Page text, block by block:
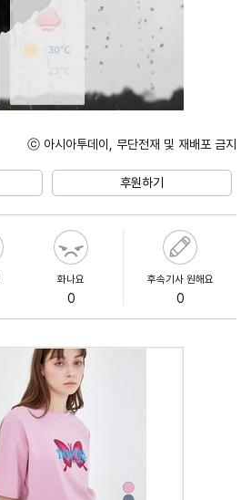
ⓒ 아시아투데이, 무단전재 및 재배포 금지
후원하기
화나요
0
후속기사 원해요
0